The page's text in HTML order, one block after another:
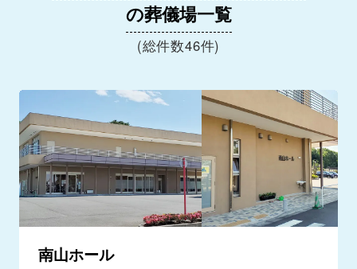
の葬儀場一覧
(総件数46件)
南山ホール